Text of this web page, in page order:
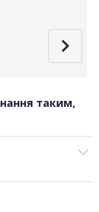
таким,